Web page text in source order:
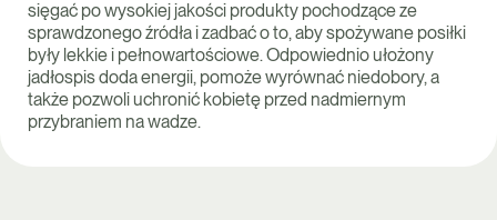
sięgać po wysokiej jakości produkty pochodzące ze
sprawdzonego źródła i zadbać o to, aby spożywane posiłki
były lekkie i pełnowartościowe. Odpowiednio ułożony
jadłospis doda energii, pomoże wyrównać niedobory, a
także pozwoli uchronić kobietę przed nadmiernym
przybraniem na wadze.